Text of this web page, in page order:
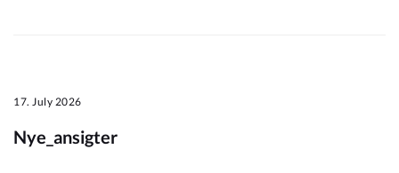
17. July 2026
Nye_ansigter